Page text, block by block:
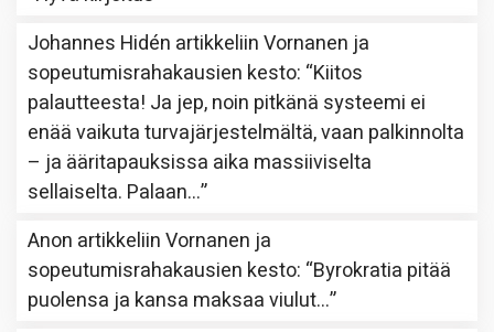
Johannes Hidén artikkeliinVornanen ja
sopeutumisrahakausien kesto: “Kiitos
palautteesta! Ja jep, noin pitkänä systeemi ei
enää vaikuta turvajärjestelmältä, vaan palkinnolta
– ja ääritapauksissa aika massiiviselta
sellaiselta. Palaan…”
Anon artikkeliinVornanen ja
sopeutumisrahakausien kesto: “Byrokratia pitää
puolensa ja kansa maksaa viulut…”